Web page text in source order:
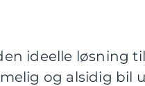
ideelle løsning
og alsidig bil